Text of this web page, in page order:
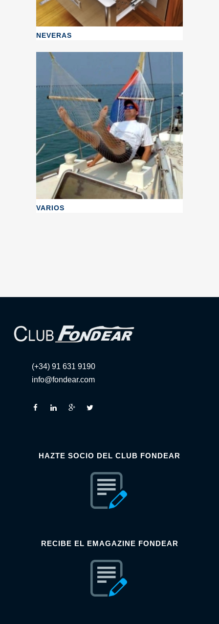
NEVERAS
VARIOS
(+34) 91 631 9190
info@fondear.com
HAZTE SOCIO DEL CLUB FONDEAR
RECIBE EL EMAGAZINE FONDEAR